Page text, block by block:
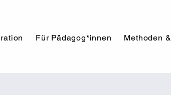
Für Pädagog*innen Methoden